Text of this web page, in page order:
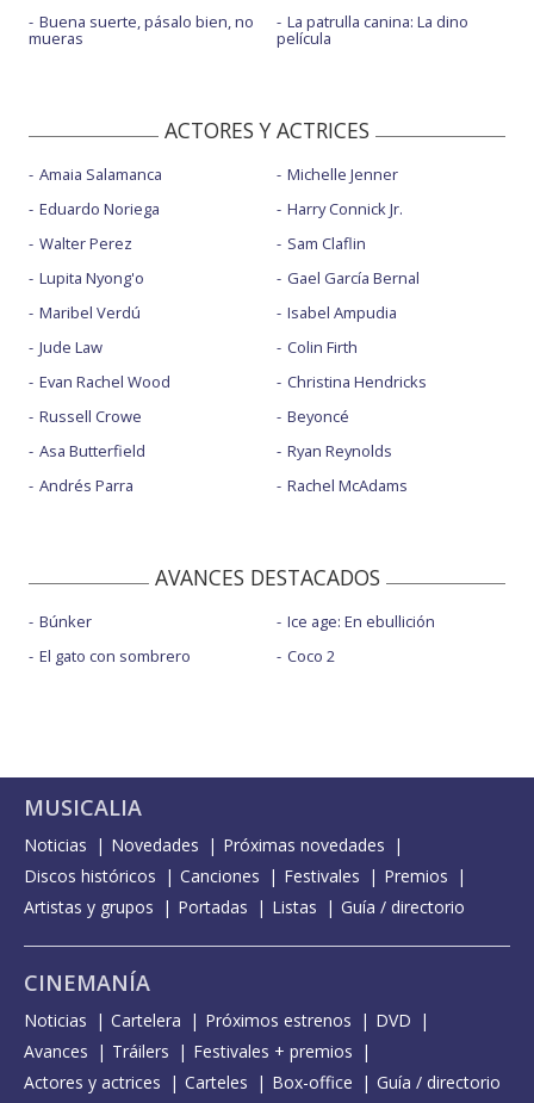
Buena suerte, pásalo bien, no
mueras
La patrulla canina: La dino
película
ACTORES Y ACTRICES
Amaia Salamanca
Eduardo Noriega
Walter Perez
Lupita Nyong'o
Maribel Verdú
Jude Law
Evan Rachel Wood
Russell Crowe
Asa Butterfield
Andrés Parra
Michelle Jenner
Harry Connick Jr.
Sam Claflin
Gael García Bernal
Isabel Ampudia
Colin Firth
Christina Hendricks
Beyoncé
Ryan Reynolds
Rachel McAdams
AVANCES DESTACADOS
Búnker
El gato con sombrero
Ice age: En ebullición
Coco 2
MUSICALIA
Noticias Novedades
Próximas novedades
Discos históricos
Canciones Festivales
Premios
Artistas y grupos
Portadas Listas Guía / directorio
CINEMANÍA
Noticias Cartelera Próximos estrenos
DVD
Avances
Tráilers
Festivales + premios
Actores y actrices
Carteles Box-office Guía / directorio